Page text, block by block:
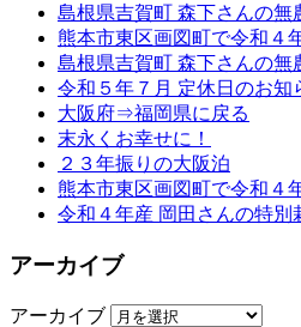
島根県吉賀町 森下さんの無
熊本市東区画図町で令和４
島根県吉賀町 森下さんの無
令和５年７月 定休日のお知
大阪府⇒福岡県に戻る
末永くお幸せに！
２３年振りの大阪泊
熊本市東区画図町で令和４
令和４年産 岡田さんの特別
アーカイブ
アーカイブ